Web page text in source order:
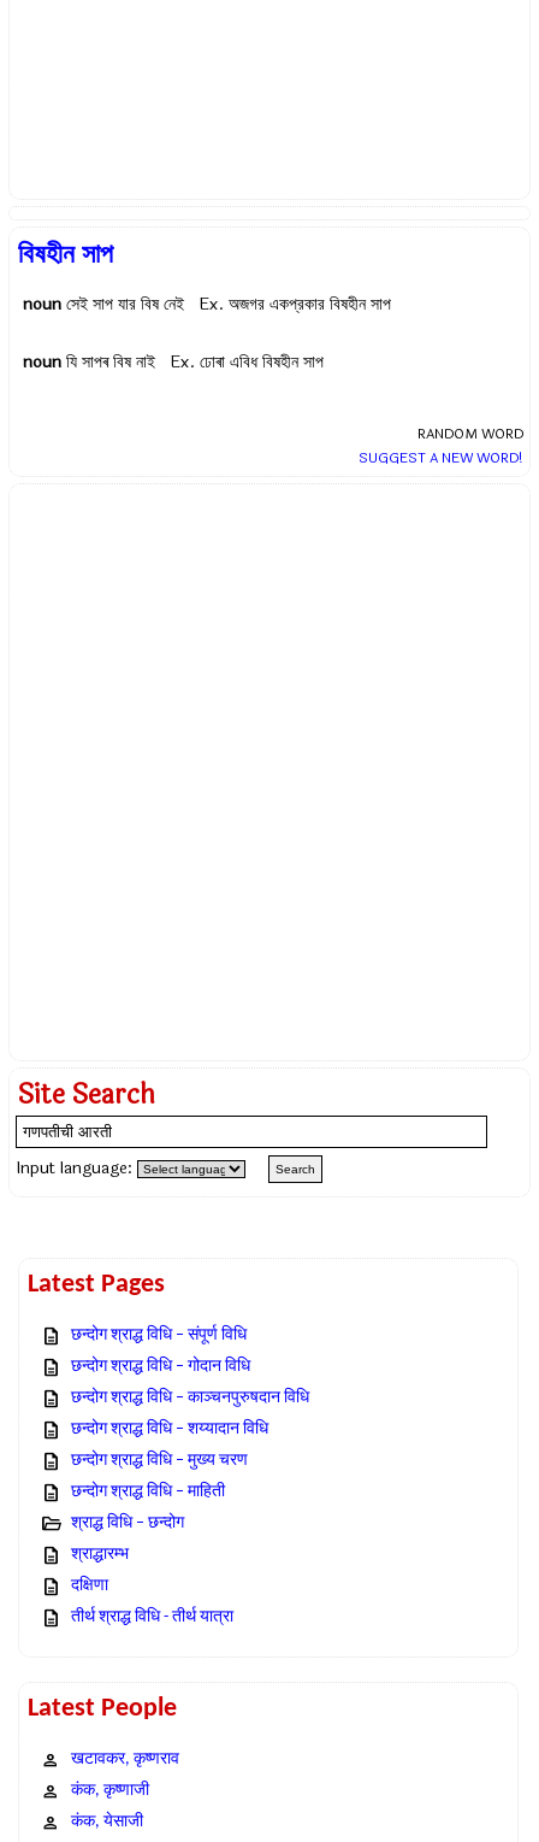
বিষহীন সাপ
noun সেই সাপ যার বিষ নেই Ex.অজগর একপ্রকার বিষহীন সাপ
noun যি সাপৰ বিষ নাই Ex.ঢোৰা এবিধ বিষহীন সাপ
RANDOM WORD
SUGGEST A NEW WORD!
Site Search
Input language:
Latest Pages
छन्दोग श्राद्ध विधि – संपूर्ण विधि
छन्दोग श्राद्ध विधि – गोदान विधि
छन्दोग श्राद्ध विधि – काञ्चनपुरुषदान विधि
छन्दोग श्राद्ध विधि – शय्यादान विधि
छन्दोग श्राद्ध विधि – मुख्य चरण
छन्दोग श्राद्ध विधि – माहिती
श्राद्ध विधि – छन्दोग
श्राद्धारम्भ
दक्षिणा
तीर्थ श्राद्ध विधि - तीर्थ यात्रा
Latest People
खटावकर, कृष्णराव
कंक, कृष्णाजी
कंक, येसाजी